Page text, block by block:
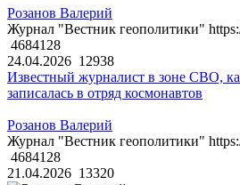
Розанов Валерий
Журнал "Вестник геополитики"
4684128
24.04.2026 12938
Известный журналист в зоне СВО,
записалась в отряд космонавтов
Розанов Валерий
Журнал "Вестник геополитики"
4684128
21.04.2026 13320